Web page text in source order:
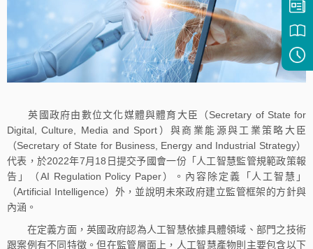
英國政府由數位文化媒體與體育大臣（Secretary of State for
Digital, Culture, Media and Sport）與商業能源與工業策略大臣
（Secretary of State for Business, Energy and Industrial Strategy）
代表，於2022年7月18日提交予國會一份「人工智慧監管規範政策報
告」（AI Regulation Policy Paper）。內容除定義「人工智慧」
（Artificial Intelligence）外，並說明未來政府建立監管框架的方針與
內涵。
在定義方面，英國政府認為人工智慧依據具體領域、部門之技術
跟案例有不同特徵。但在監管層面上，人工智慧產物則主要包含以下